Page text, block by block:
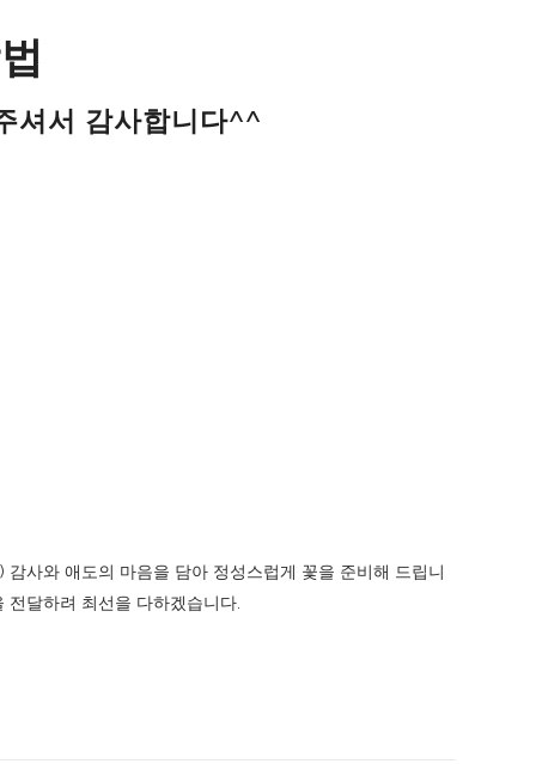
셔서 감사합니다^^
사와 애도의 마음을 담아 정성스럽게 꽃을 준비해 드립니
달하려 최선을 다하겠습니다.